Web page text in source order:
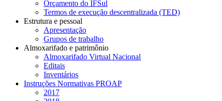
Orçamento do IFSul
Termos de execução descentralizada (TED)
Estrutura e pessoal
Apresentação
Grupos de trabalho
Almoxarifado e patrimônio
Almoxarifado Virtual Nacional
Editais
Inventários
Instruções Normativas PROAP
2017